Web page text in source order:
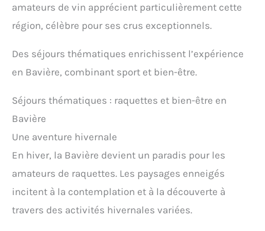
amateurs de vin apprécient particulièrement cette
région, célèbre pour ses crus exceptionnels.
Des séjours thématiques enrichissent l’expérience
en Bavière, combinant sport et bien-être.
Séjours thématiques : raquettes et bien-être en
Bavière
Une aventure hivernale
En hiver, la Bavière devient un paradis pour les
amateurs de raquettes. Les paysages enneigés
incitent à la contemplation et à la découverte à
travers des activités hivernales variées.